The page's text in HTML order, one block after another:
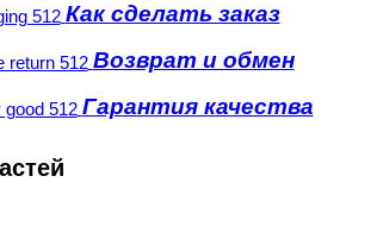
Как сделать заказ
Возврат и обмен
Гарантия качества